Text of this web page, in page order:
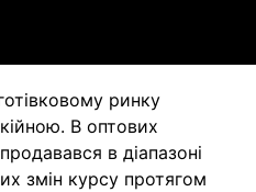
ринку
В оптових
в діапазоні
змін курсу протягом